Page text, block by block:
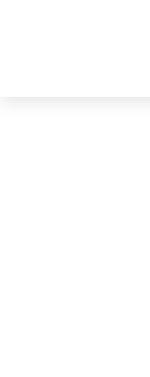
Negara, Warga